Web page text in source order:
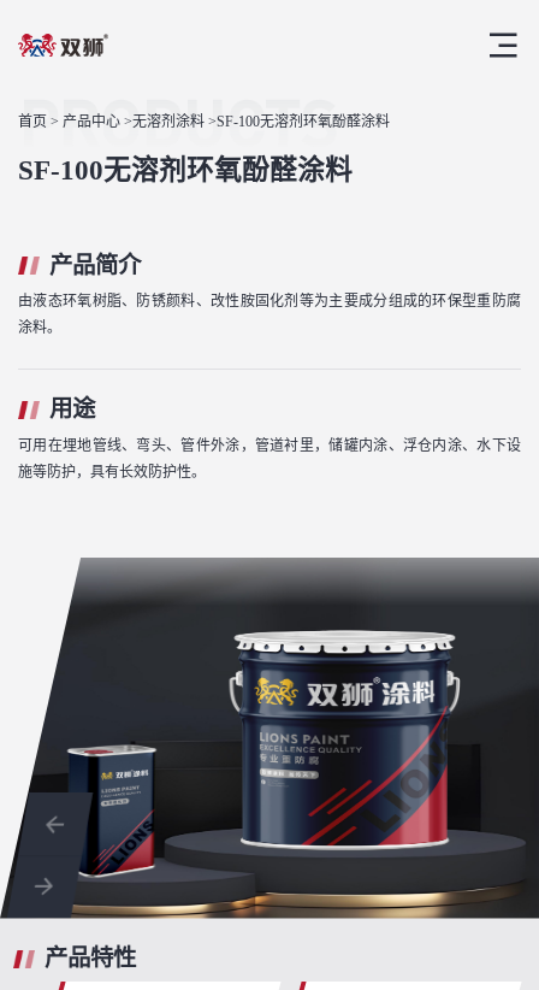
首页 > 产品中心 >无溶剂涂料 >SF-100无溶剂环氧酚醛涂料
PRODUCTS
SF-100无溶剂环氧酚醛涂料
产品简介
由液态环氧树脂、防锈颜料、改性胺固化剂等为主要成分组成的环保型重防腐
涂料。
用途
可用在埋地管线、弯头、管件外涂，管道衬里，储罐内涂、浮仓内涂、水下设
施等防护，具有长效防护性。
产品特性